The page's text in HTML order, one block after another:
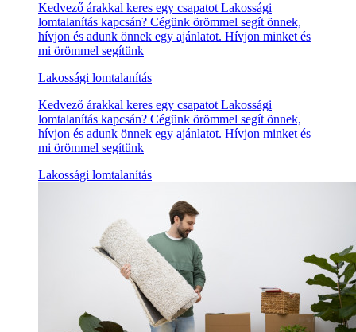
Kedvező árakkal keres egy csapatot Lakossági
lomtalanítás kapcsán? Cégünk örömmel segít önnek,
hívjon és adunk önnek egy ajánlatot. Hívjon minket és
mi örömmel segítünk
Lakossági lomtalanítás
Kedvező árakkal keres egy csapatot Lakossági
lomtalanítás kapcsán? Cégünk örömmel segít önnek,
hívjon és adunk önnek egy ajánlatot. Hívjon minket és
mi örömmel segítünk
Lakossági lomtalanítás